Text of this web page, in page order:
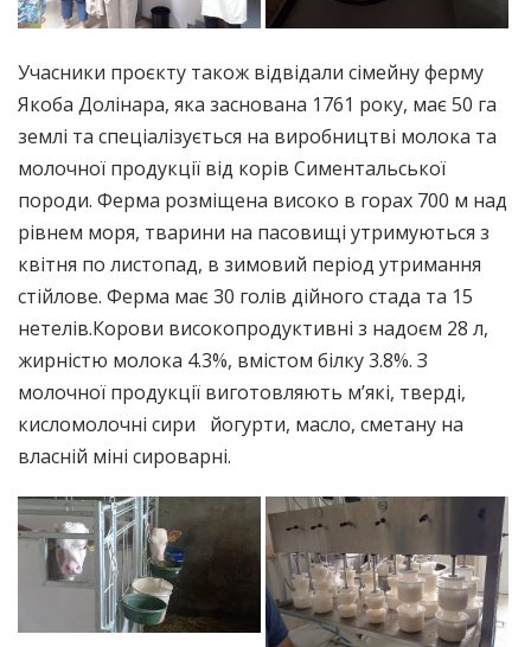
Учасники проєкту також відвідали сімейну ферму
Якоба Долінара, яка заснована 1761 року, має 50 га
землі та спеціалізується на виробництві молока та
молочної продукції від корів Симентальської
породи. Ферма розміщена високо в горах 700 м над
рівнем моря, тварини на пасовищі утримуються з
квітня по листопад, в зимовий період утримання
стійлове. Ферма має 30 голів дійного стада та 15
нетелів.Корови високопродуктивні з надоєм 28 л,
жирністю молока 4.3%, вмістом білку 3.8%. З
молочної продукції виготовляють м’які, тверді,
кисломолочні сири йогурти, масло, сметану на
власній міні сироварні.